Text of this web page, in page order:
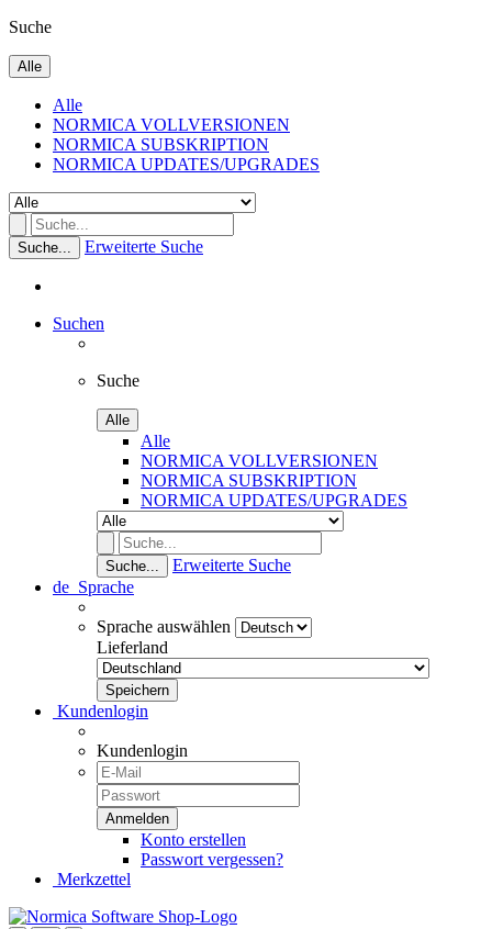
Suche
Alle
Alle
NORMICA VOLLVERSIONEN
NORMICA SUBSKRIPTION
NORMICA UPDATES/UPGRADES
Suche... Erweiterte Suche
Suchen
Suche
Alle
Alle
NORMICA VOLLVERSIONEN
NORMICA SUBSKRIPTION
NORMICA UPDATES/UPGRADES
Suche...
Erweiterte Suche
de Sprache
Sprache auswählen
Lieferland
Kundenlogin
Kundenlogin
Konto erstellen
Passwort vergessen?
Merkzettel